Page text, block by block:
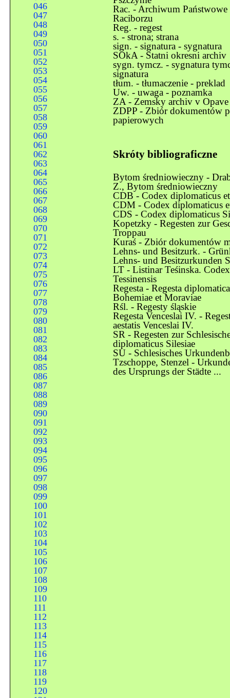
046
047
048
049
050
051
052
053
054
055
056
057
058
059
060
061
062
063
064
065
066
067
068
069
070
071
072
073
074
075
076
077
078
079
080
081
082
083
084
085
086
087
088
089
090
091
092
093
094
095
096
097
098
099
100
101
102
103
104
105
106
107
108
109
110
111
112
113
114
115
116
117
118
119
120
Rac. - Archiwum
Raciborzu
Reg. - regest
s. - strona; strana
sign. - signatura - sygnatura
SOkA - Statni okresni archiv
sygn. tymcz. - sygnatura
signatura
tłum. - tłumaczenie - preklad
Uw. - uwaga - poznamka
ZA - Zemsky archiv v Opave
ZDPP - Zbiór dokumentów
papierowych
Skróty bibliograficzne
Bytom średniowieczny -
Z., Bytom średniowieczny
CDB - Codex diplomaticus
CDM - Codex diplomaticus
CDS - Codex diplomaticus
Kopetzky - Regesten zur
Troppau
Kuraś - Zbiór dokumentów
Lehns- und Besitzurk. -
Lehns- und Besitzurkunden
LT - Listinar Teśinska.
Tessinensis
Regesta - Regesta
Bohemiae et Moraviae
Rśl. - Regesty śląskie
Regesta Venceslai IV. -
aestatis Venceslai IV.
SR - Regesten zur
diplomaticus Silesiae
SU - Schlesisches
Tzschoppe, Stenzel -
des Ursprungs der Städte ...